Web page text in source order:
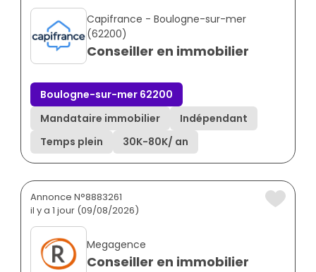
Capifrance - Boulogne-sur-mer
(62200)
Conseiller en immobilier
Boulogne-sur-mer 62200
Mandataire immobilier
Indépendant
Temps plein
30K-80K/ an
Annonce N°8883261
il y a 1 jour (09/08/2026)
Megagence
Conseiller en immobilier